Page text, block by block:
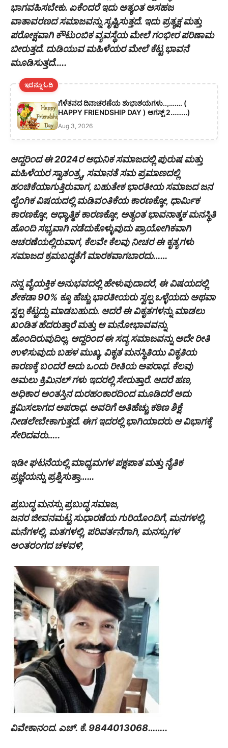
ಭಾಗವಹಿಸಬೇಕು. ಏಕೆಂದರೆ ಇದು ಅತ್ಯಂತ ಅಸಹಜ
ವಾತಾವರಣದ ಸಮಾಜವನ್ನು ಸೃಷ್ಟಿಸುತ್ತದೆ. ಇದು ಪ್ರತ್ಯಕ್ಷ ಮತ್ತು
ಪರೋಕ್ಷವಾಗಿ ಕೌಟುಂಬಿಕ ವ್ಯವಸ್ಥೆಯ ಮೇಲೆ ಗಂಭೀರ ಪರಿಣಾಮ
ಬೀರುತ್ತದೆ. ದುಡಿಯುವ ಮಹಿಳೆಯರ ಮೇಲೆ ಕೆಟ್ಟ ಭಾವನೆ
ಮೂಡಿಸುತ್ತದೆ…..
ಇದನ್ನೂ ಓದಿ
ಗೆಳೆತನದ ದಿನಾಚರಣೆಯ ಶುಭಾಶಯಗಳು..,……. (
HAPPY FRIENDSHIP DAY ) ಆಗಸ್ಟ್ 2………)
Aug 3, 2026
ಆದ್ದರಿಂದ ಈ 2024ರ ಆಧುನಿಕ ಸಮಾಜದಲ್ಲಿ ಪುರುಷ ಮತ್ತು
ಮಹಿಳೆಯರ ಸ್ವಾತಂತ್ರ್ಯ, ಸಮಾನತೆ ಸಮ ಪ್ರಮಾಣದಲ್ಲಿ
ಹಂಚಿಕೆಯಾಗುತ್ತಿರುವಾಗ, ಬಹುತೇಕ ಭಾರತೀಯ ಸಮಾಜದ ಜನ
ಲೈಂಗಿಕ ವಿಷಯದಲ್ಲಿ ಮಡಿವಂತಿಕೆಯ ಕಾರಣಕ್ಕೋ, ಧಾರ್ಮಿಕ
ಕಾರಣಕ್ಕೋ, ಆಧ್ಯಾತ್ಮಿಕ ಕಾರಣಕ್ಕೋ, ಅತ್ಯಂತ ಭಾವನಾತ್ಮಕ ಮನಸ್ಥಿತಿ
ಹೊಂದಿ ಸಭ್ಯವಾಗಿ ನಡೆದುಕೊಳ್ಳುವುದು ಪ್ರಾಯೋಗಿಕವಾಗಿ
ಆಚರಣೆಯಲ್ಲಿರುವಾಗ, ಕೆಲವೇ ಕೆಲವು ನೀಚರ ಈ ಕೃತ್ಯಗಳು
ಸಮಾಜದ ಕ್ರಮಬದ್ಧತೆಗೆ ಮಾರಕವಾಗಬಾರದು……
ನನ್ನ ವೈಯಕ್ತಿಕ ಅನುಭವದಲ್ಲಿ ಹೇಳುವುದಾದರೆ, ಈ ವಿಷಯದಲ್ಲಿ
ಶೇಕಡಾ 90% ಕ್ಕೂ ಹೆಚ್ಚು ಭಾರತೀಯರು ಸ್ವಲ್ಪ ಒಳ್ಳೆಯದು ಅಥವಾ
ಸ್ವಲ್ಪ ಕೆಟ್ಟದ್ದು ಮಾಡಬಹುದು. ಆದರೆ ಈ ವಿಕೃತಗಳನ್ನು ಮಾಡಲು
ಖಂಡಿತ ಹೆದರುತ್ತಾರೆ ಮತ್ತು ಆ ಮನೋಭಾವವನ್ನು
ಹೊಂದಿರುವುದಿಲ್ಲ. ಆದ್ದರಿಂದ ಈ ಸದ್ಯ ಸಮಾಜವನ್ನು ಅದೇ ರೀತಿ
ಉಳಿಸುವುದು ಬಹಳ ಮುಖ್ಯ. ವಿಕೃತ ಮನಸ್ಥಿತಿಯು ವಿಕೃತಿಯ
ಕಾರಣಕ್ಕೆ ಬಂದರೆ ಅದು ಒಂದು ರೀತಿಯ ಅಪರಾಧ. ಕೆಲವು
ಅಮಲು ಕ್ರಿಮಿನಲ್ ಗಳು ಇದರಲ್ಲಿ ಸೇರುತ್ತಾರೆ. ಆದರೆ ಹಣ,
ಅಧಿಕಾರ ಅಂತಸ್ತಿನ ದುರಹಂಕಾರದಿಂದ ಮೂಡಿದರೆ ಅದು
ಕ್ಷಮಿಸಲಾಗದ ಅಪರಾಧ. ಅವರಿಗೆ ಅತಿಹೆಚ್ಚು ಕಠಿಣ ಶಿಕ್ಷೆ
ನೀಡಲೇಬೇಕಾಗುತ್ತದೆ. ಈಗ ಇದರಲ್ಲಿ ಭಾಗಿಯಾದರು ಆ ವಿಭಾಗಕ್ಕೆ
ಸೇರಿದವರು…..
ಇಡೀ ಘಟನೆಯಲ್ಲಿ ಮಾಧ್ಯಮಗಳ ಪಕ್ಷಪಾತ ಮತ್ತು ನೈತಿಕ
ಪ್ರಜ್ಞೆಯನ್ನು ಪ್ರಶ್ನಿಸುತ್ತಾ……
ಪ್ರಬುದ್ಧ ಮನಸ್ಸು ಪ್ರಬುದ್ಧ ಸಮಾಜ,
ಜನರ ಜೀವನಮಟ್ಟ ಸುಧಾರಣೆಯ ಗುರಿಯೊಂದಿಗೆ, ಮನಗಳಲ್ಲಿ,
ಮನೆಗಳಲ್ಲಿ, ಮತಗಳಲ್ಲಿ, ಪರಿವರ್ತನೆಗಾಗಿ, ಮನಸ್ಸುಗಳ
ಅಂತರಂಗದ ಚಳವಳಿ,
ವಿವೇಕಾನಂದ. ಎಚ್. ಕೆ. 9844013068……..